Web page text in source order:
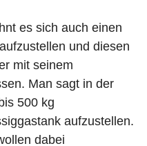
es sich auch einen
und diesen
mit seinem
Man sagt in der
500 kg
aufzustellen.
dabei